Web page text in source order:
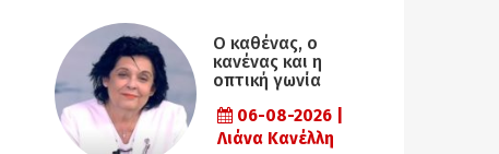
Ο καθένας, ο
κανένας και η
οπτική γωνία
06-08-2026 |
Λιάνα Κανέλλη